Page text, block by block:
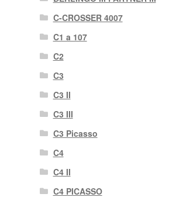
C-CROSSER 4007
C1 a 107
C2
C3
C3 II
C3 III
C3 Picasso
C4
C4 II
C4 PICASSO